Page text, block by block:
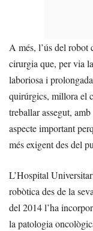
A més, l’ús del robot
cirurgia que, per via
laboriosa i
quirúrgics, millora el
treballar assegut,
aspecte important
més exigent des del
L’Hospital
robòtica des de la
del 2014 l’ha
la patologia